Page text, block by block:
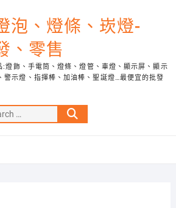
泡、燈條、崁燈-
、零售
:燈飾、手電筒、燈條、燈管、車燈、顯示屏、顯示
警示燈、指揮棒、加油棒、聖誕燈…最便宜的批發
Search
…